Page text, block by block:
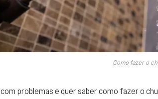
Como fazer o
problemas e quer saber como fazer o